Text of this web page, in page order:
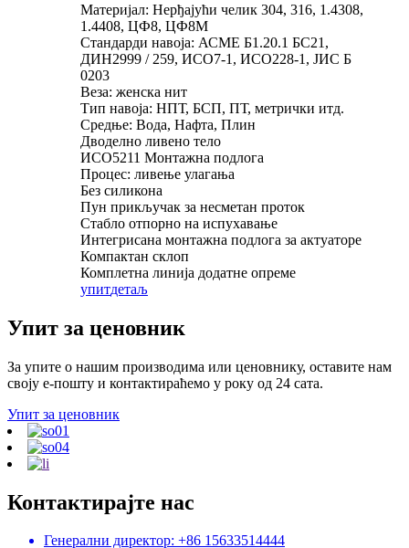
Материјал: Нерђајући челик 304, 316, 1.4308,
1.4408, ЦФ8, ЦФ8М
Стандарди навоја: АСМЕ Б1.20.1 БС21,
ДИН2999 / 259, ИСО7-1, ИСО228-1, ЈИС Б
0203
Веза: женска нит
Тип навоја: НПТ, БСП, ПТ, метрички итд.
Средње: Вода, Нафта, Плин
Дводелно ливено тело
ИСО5211 Монтажна подлога
Процес: ливење улагања
Без силикона
Пун прикључак за несметан проток
Стабло отпорно на испухавање
Интегрисана монтажна подлога за актуаторе
Компактан склоп
Комплетна линија додатне опреме
упитдетаљ
Упит за ценовник
За упите о нашим производима или ценовнику, оставите нам
своју е-пошту и контактираћемо у року од 24 сата.
Упит за ценовник
Контактирајте нас
Генерални директор: +86 15633514444